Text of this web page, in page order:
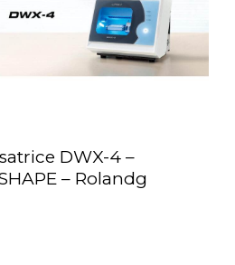
TUTTODWX-4 –
– Rolandg